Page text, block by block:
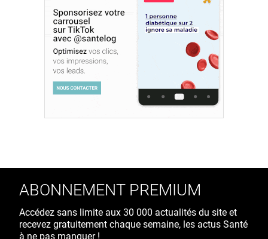
ABONNEMENT PREMIUM
Accédez sans limite aux 30 000 actualités du site et
recevez gratuitement chaque semaine, les actus Santé
à ne pas manquer !